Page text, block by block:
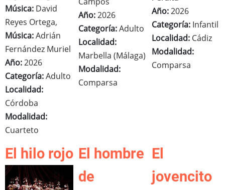
Música: David
Reyes Ortega,
Música:Adrián
Fernández Muriel
Año:2026
Categoría:Adulto
Localidad:
Córdoba
Modalidad:
Cuarteto
Año:2026
Categoría:Adulto
Localidad:
Marbella (Málaga)
Modalidad:
Comparsa
Año:2026
Categoría: Infantil
Localidad: Cádiz
Modalidad:
Comparsa
El hilo rojo El hombre
de
El
jovencito